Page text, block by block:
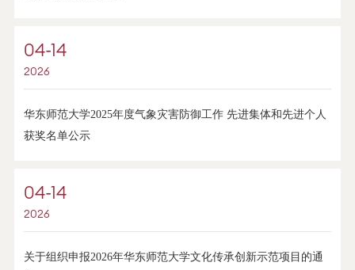
04-14
2026
华东师范大学2025年度气象灾害防御工作 先进集体和先进个人
获奖名单公示
04-14
2026
关于组织申报2026年华东师范大学文化传承创新示范项目的通